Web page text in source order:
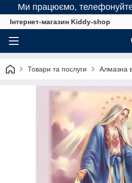
Ми працюємо,
Інтернет-магазин Kiddy-shop
Товари та послуги Алмазна